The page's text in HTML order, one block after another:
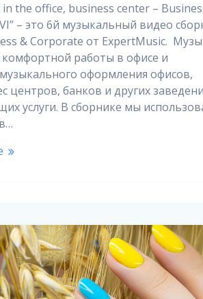
the office, business center –
– это 6й музыкальный видео
& Corporate от ExpertMusic.
работы в офисе и
оформления офисов,
центров, банков и других
услуги. В сборнике мы